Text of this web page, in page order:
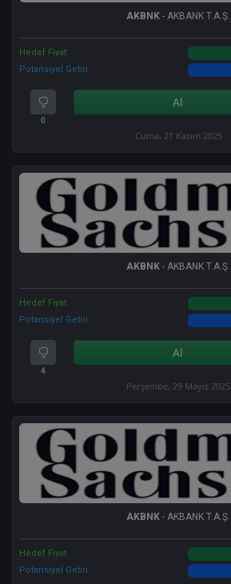
AKBNK - AKBANK T.A.Ş.
Hedef Fiyat
Potansiyel Getiri
0
Al
Cuma, 21 Kasım 2025
AKBNK - AKBANK T.A.Ş.
Hedef Fiyat
Potansiyel Getiri
4
Al
Perşembe, 29 Mayıs 2025
AKBNK - AKBANK T.A.Ş.
Hedef Fiyat
Potansiyel Getiri